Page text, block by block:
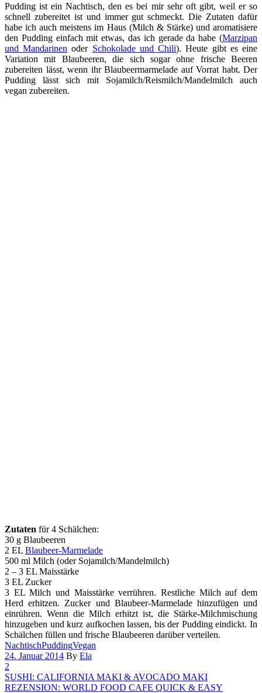
Pudding ist ein Nachtisch, den es bei mir sehr oft gibt, weil er so
schnell zubereitet ist und immer gut schmeckt. Die Zutaten dafür
habe ich auch meistens im Haus (Milch & Stärke) und aromatisiere
den Pudding einfach mit etwas, das ich gerade da habe (Marzipan
und Mandarinen oder Schokolade und Chili). Heute gibt es eine
Variation mit Blaubeeren, die sich sogar ohne frische Beeren
zubereiten lässt, wenn ihr Blaubeermarmelade auf Vorrat habt. Der
Pudding lässt sich mit Sojamilch/Reismilch/Mandelmilch auch
vegan zubereiten.
Zutaten für 4 Schälchen:
30 g Blaubeeren
2 EL Blaubeer-Marmelade
500 ml Milch (oder Sojamilch/Mandelmilch)
2 – 3 EL Maisstärke
3 EL Zucker
3 EL Milch und Maisstärke verrühren. Restliche Milch auf dem
Herd erhitzen. Zucker und Blaubeer-Marmelade hinzufügen und
einrühren. Wenn die Milch erhitzt ist, die Stärke-Milchmischung
hinzugeben und kurz aufkochen lassen, bis der Pudding eindickt. In
Schälchen füllen und frische Blaubeeren darüber verteilen.
NachtischPuddingVegan
24. Januar 2014 By Ela
2
SUSHI: CALIFORNIA MAKI & AVOCADO MAKI
REZENSION: WORLD FOOD CAFE QUICK & EASY